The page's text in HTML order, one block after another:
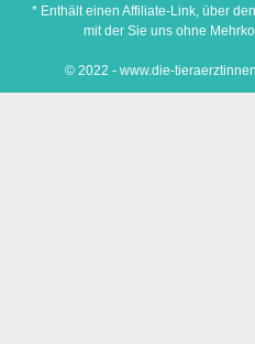
* Enthält einen Affiliate-Link, über
mit der Sie uns ohne
© 2022 - www.die-